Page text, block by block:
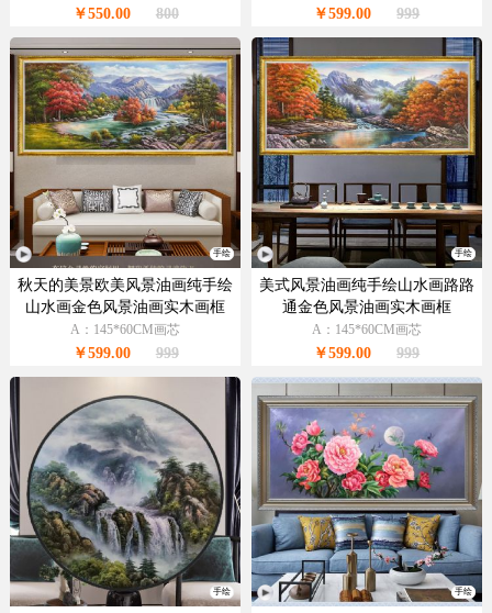
￥550.00 800 ￥599.00 999
手绘
秋天的美景欧美风景油画纯手绘
山水画金色风景油画实木画框
A：145*60CM画芯
￥599.00 999
手绘
美式风景油画纯手绘山水画路路
通金色风景油画实木画框
A：145*60CM画芯
￥599.00 999
手绘 手绘